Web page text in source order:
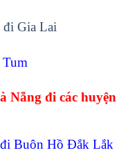
đi Gia Lai
Nẵng đi các huyện
Buôn Hồ Đắk Lắk